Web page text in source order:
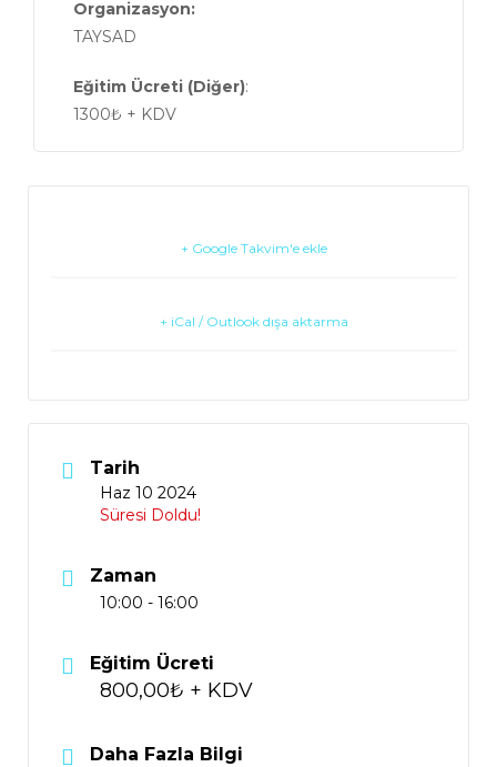
Organizasyon:
TAYSAD
Eğitim Ücreti (Diğer):
1300₺ + KDV
+ Google Takvim'e ekle
+ iCal / Outlook dışa aktarma
Tarih
Haz 10 2024
Süresi Doldu!
Zaman
10:00 - 16:00
Eğitim Ücreti
800,00₺ + KDV
Daha Fazla Bilgi